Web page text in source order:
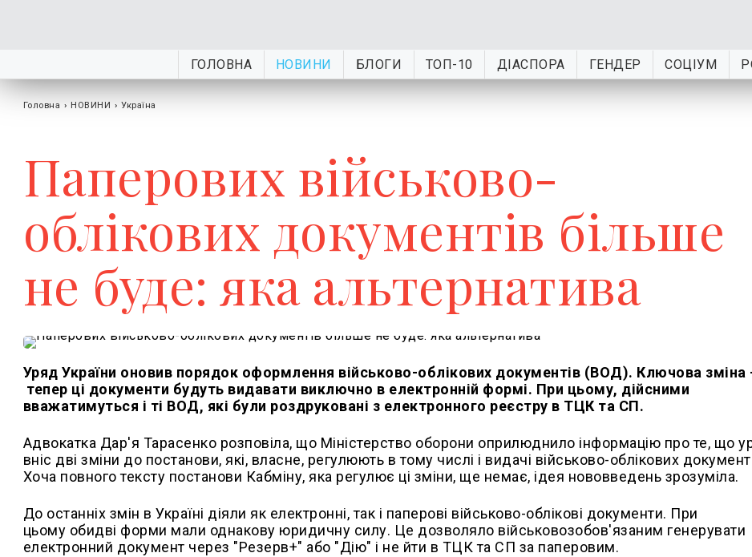
ГОЛОВНА НОВИНИ БЛОГИ ТОП-10 ДІАСПОРА ГЕНДЕР СОЦІУМ
Головна › НОВИНИ › Україна
Паперових військово-
облікових документів більше
не буде: яка альтернатива
Уряд України оновив порядок оформлення військово-облікових документів (ВОД). Ключова зміна
тепер ці документи будуть видавати виключно в електронній формі. При цьому, дійсними
вважатимуться і ті ВОД, які були роздруковані з електронного реєстру в ТЦК та СП.
Адвокатка Дар'я Тарасенко розповіла, що Міністерство оборони оприлюднило інформацію про те, що
вніс дві зміни до постанови, які, власне, регулюють в тому числі і видачі військово-облікових
Хоча повного тексту постанови Кабміну, яка регулює ці зміни, ще немає, ідея нововведень зрозуміла.
До останніх змін в Україні діяли як електронні, так і паперові військово-облікові документи. При
цьому обидві форми мали однакову юридичну силу. Це дозволяло військовозобов'язаним генерувати
електронний документ через "Резерв+" або "Дію" і не йти в ТЦК та СП за паперовим.